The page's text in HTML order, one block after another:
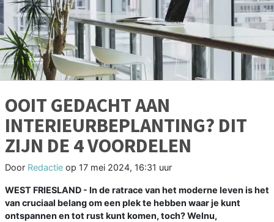
OOIT GEDACHT AAN
INTERIEURBEPLANTING? DIT
ZIJN DE 4 VOORDELEN
Door Redactie op 17 mei 2024, 16:31 uur
WEST FRIESLAND - In de ratrace van het moderne leven is het
van cruciaal belang om een plek te hebben waar je kunt
ontspannen en tot rust kunt komen, toch? Welnu,